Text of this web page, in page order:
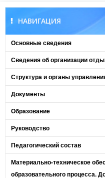
НАВИГАЦИЯ
Основные сведения
Сведения об организации
Структура и органы
Документы
Образование
Руководство
Педагогический состав
Материально-техническое
образовательного процесса.